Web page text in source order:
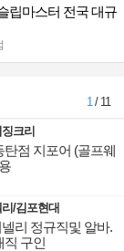
립마스터 전국 대규
1/ 11
크리
탄점 지포어 (골프웨
/김포현대
리 정규직및 알바.
직 구인